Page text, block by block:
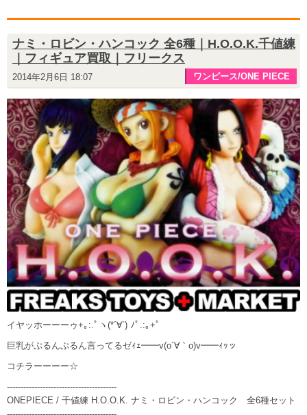
ナミ・ロビン・ハンコック 全6種｜H.O.O.K.千値練
｜フィギュア買取｜フリークス
2014年2月6日 18:07 ワンピース/ONE PIECE
イヤッホーーーゥ+｡:.ﾟヽ(*´∀`) ﾉﾟ.:｡+ﾟ
巨乳がぷるんぷるん言ってるゼｨｪ━━v(o´∀｀o)v━━ｨｯッ
コチラーーーー☆
----------------------------------------
ONEPIECE / 千値練 H.O.O.K. ナミ・ロビン・ハンコック 全6種セット